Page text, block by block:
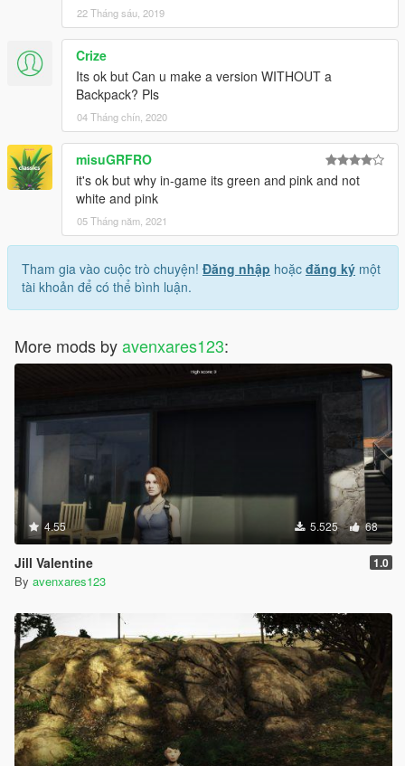
22 Tháng sáu, 2019
Crize
Its ok but Can u make a version WITHOUT a
Backpack? Pls
04 Tháng chín, 2020
misuGRFRO
it's ok but why in-game its green and pink and not
white and pink
05 Tháng năm, 2021
Tham gia vào cuộc trò chuyện! Đăng nhập hoặc đăng ký một
tài khoản để có thể bình luận.
More mods byavenxares123:
4.55 5.525 68
Jill Valentine 1.0
By avenxares123